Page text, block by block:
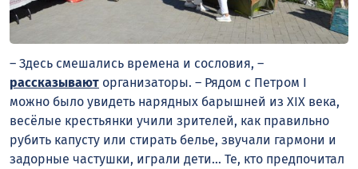
– Здесь смешались времена и сословия, –
рассказывают организаторы. – Рядом с Петром I
можно было увидеть нарядных барышней из XIX века,
весёлые крестьянки учили зрителей, как правильно
рубить капусту или стирать белье, звучали гармони и
задорные частушки, играли дети… Те, кто предпочитал